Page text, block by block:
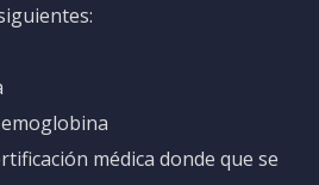
médica donde que se